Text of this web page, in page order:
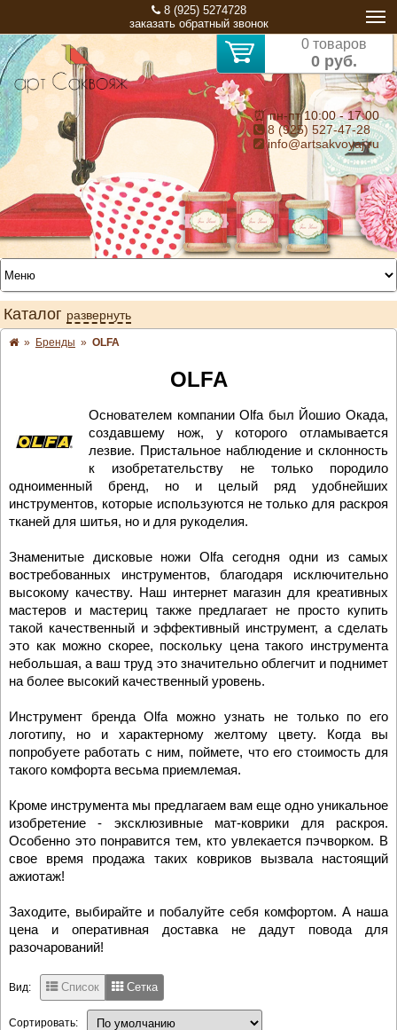
8 (925) 5274728
заказать обратный звонок
0 товаров
0 руб.
⏰ пн-пт 10:00 - 17:00
8 (925) 527-47-28
info@artsakvoyaj.ru
Каталог развернуть
» Бренды » OLFA
OLFA
Основателем компании Olfa был Йошио Окада,
создавшему нож, у которого отламывается
лезвие. Пристальное наблюдение и склонность
к изобретательству не только породило
одноименный бренд, но и целый ряд удобнейших
инструментов, которые используются не только для раскроя
тканей для шитья, но и для рукоделия.
Знаменитые дисковые ножи Olfa сегодня одни из самых
востребованных инструментов, благодаря исключительно
высокому качеству. Наш интернет магазин для креативных
мастеров и мастериц также предлагает не просто купить
такой качественный и эффективный инструмент, а сделать
это как можно скорее, поскольку цена такого инструмента
небольшая, а ваш труд это значительно облегчит и поднимет
на более высокий качественный уровень.
Инструмент бренда Olfa можно узнать не только по его
логотипу, но и характерному желтому цвету. Когда вы
попробуете работать с ним, поймете, что его стоимость для
такого комфорта весьма приемлемая.
Кроме инструмента мы предлагаем вам еще одно уникальное
изобретение - эксклюзивные мат-коврики для раскроя.
Особенно это понравится тем, кто увлекается пэчворком. В
свое время продажа таких ковриков вызвала настоящий
ажиотаж!
Заходите, выбирайте и побалуйте себя комфортом. А наша
цена и оперативная доставка не дадут повода для
разочарований!
Вид: Список Сетка
Сортировать: